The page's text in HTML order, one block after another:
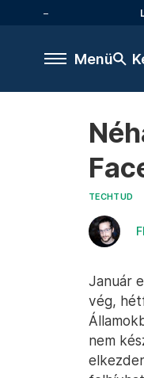
Menü
TECHTUD
Január
vég,
nem